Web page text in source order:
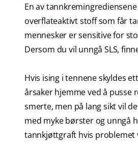
En av
overflateaktivt stoff som får
mennesker er sensitive for
Dersom du vil unngå SLS,
Hvis ising i tennene skyldes
årsaker hjemme ved å pusse
smerte, men på lang sikt vil
med myke børster og unngå
tannkjøttgraft hvis problemet